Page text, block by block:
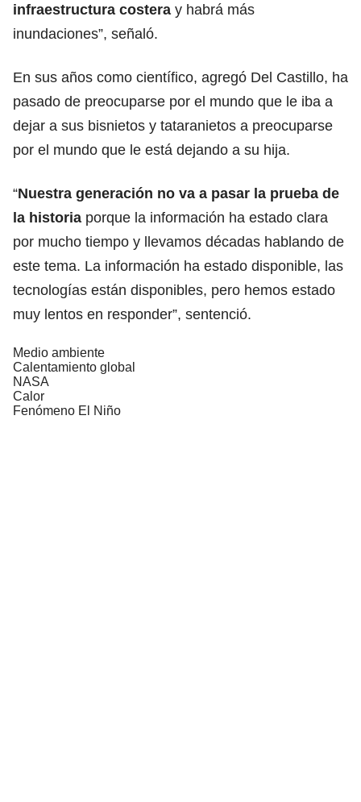
infraestructura costera y habrá más
inundaciones”, señaló.
En sus años como científico, agregó Del Castillo, ha
pasado de preocuparse por el mundo que le iba a
dejar a sus bisnietos y tataranietos a preocuparse
por el mundo que le está dejando a su hija.
“Nuestra generación no va a pasar la prueba de
la historia porque la información ha estado clara
por mucho tiempo y llevamos décadas hablando de
este tema. La información ha estado disponible, las
tecnologías están disponibles, pero hemos estado
muy lentos en responder”, sentenció.
Medio ambiente
Calentamiento global
NASA
Calor
Fenómeno El Niño